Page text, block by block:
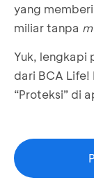
yang
miliar tanpa
Yuk, lengkapi
dari BCA
“Proteksi” di